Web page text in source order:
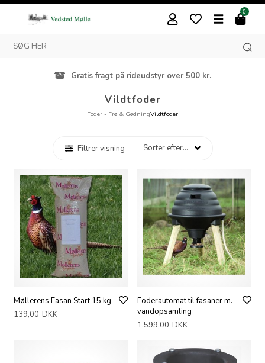
0
Gratis fragt på rideudstyr over 500 kr.
Vildtfoder
Foder - Frø & GødningVildtfoder
Filtrer visning
Møllerens Fasan Start 15 kg
139,00 DKK
Foderautomat til fasaner m.
vandopsamling
1.599,00 DKK